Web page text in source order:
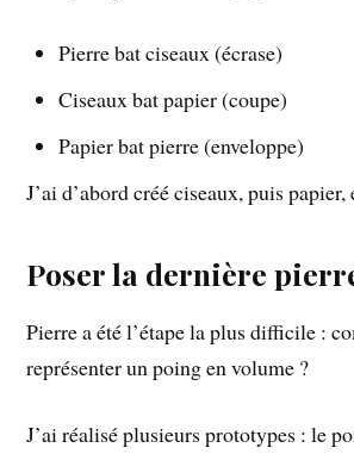
Pierre bat ciseaux (écrase)
Ciseaux bat papier (coupe)
Papier bat pierre (enveloppe)
J’ai d’abord créé ciseaux, puis
Poser la dernière
Pierre a été l’étape la plus difficile :
représenter un poing en volume ?
J’ai réalisé plusieurs prototypes : le